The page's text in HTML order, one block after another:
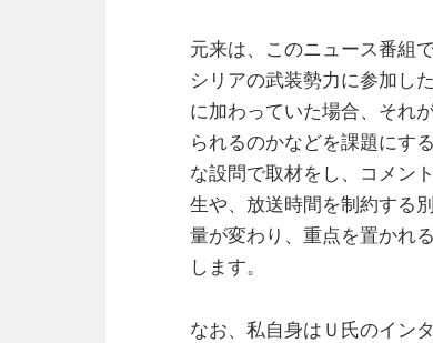
元来は、このニュース番組
シリアの武装勢力に参加し
に加わっていた場合、それ
られるのかなどを課題にす
な設問で取材をし、コメン
生や、放送時間を制約する
量が変わり、重点を置かれ
します。
なお、私自身はＵ氏のイン